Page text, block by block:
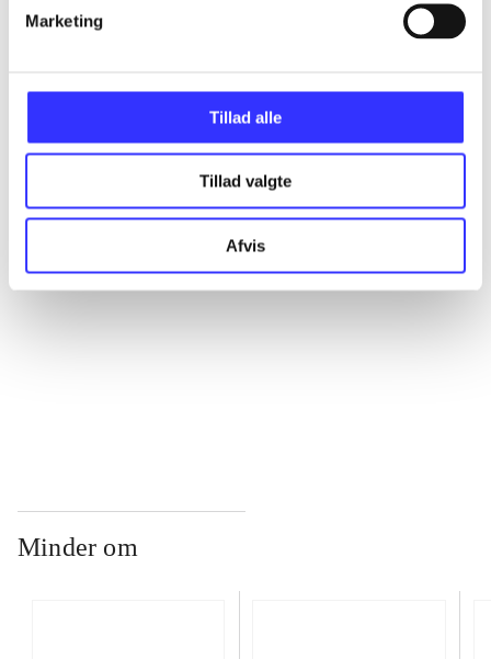
Marketing
Tillad alle
Tillad valgte
Afvis
Alle registrerede artikler fordelt på udgivelser
...
Minder om